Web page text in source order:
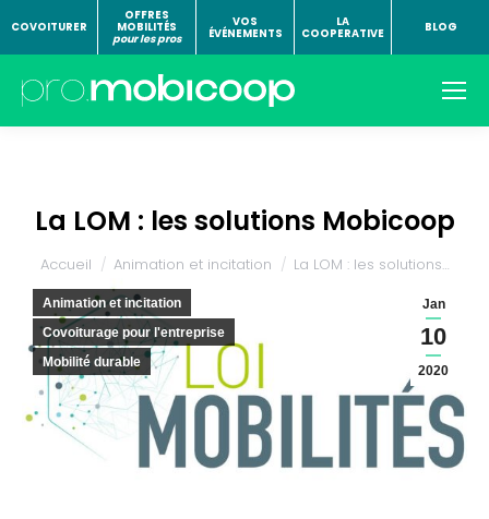
COVOITURER
OFFRES
MOBILITÉS
pour les pros
VOS
ÉVÉNEMENTS
LA
COOPERATIVE
BLOG
La LOM : les solutions Mobicoop
Vous êtes ici :
Accueil Animation et incitation La LOM : les solutions…
Jan
10
2020
Animation et incitation
Covoiturage pour l'entreprise
Mobilité durable